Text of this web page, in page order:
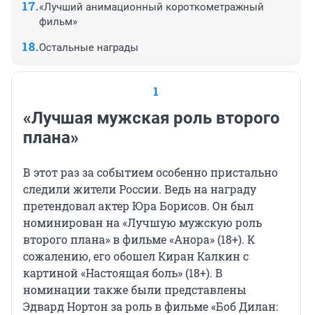
«Лучший анимационный короткометражный
фильм»
Остальные награды
1
«Лучшая мужская роль второго
плана»
В этот раз за событием особенно пристально
следили жители России. Ведь на награду
претендовал актер Юра Борисов. Он был
номинирован на «Лучшую мужскую роль
второго плана» в фильме «Анора» (18+). К
сожалению, его обошел Киран Калкин с
картиной «Настоящая боль» (18+). В
номинации также были представлены
Эдвард Нортон за роль в фильме «Боб Дилан: